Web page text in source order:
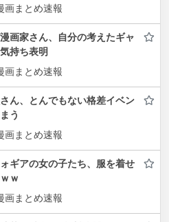
画まとめ速報
画家さん、自分の考えたギャ
持ち表明
画まとめ速報
さん、とんでもない格差イベン
う
画まとめ速報
ォギアの女の子たち、服を着せ
ｗ
画まとめ速報